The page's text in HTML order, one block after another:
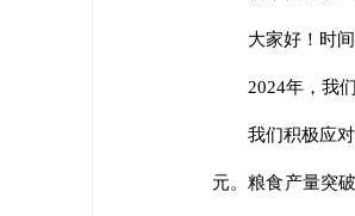
大家好！时
2024年，我
我们积极应
元。粮食产量突